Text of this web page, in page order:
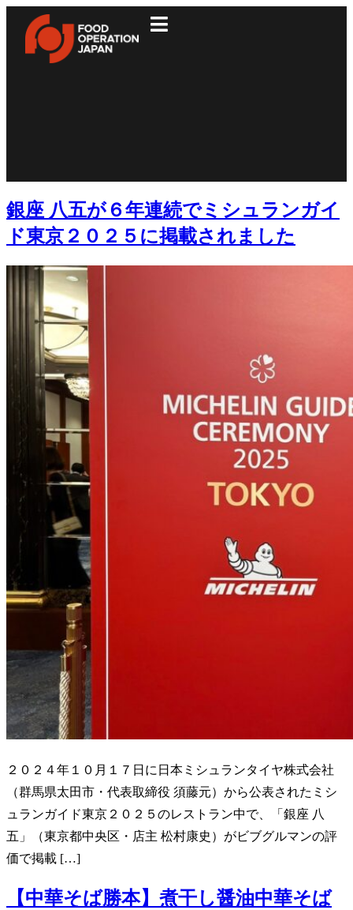
銀座 八五が６年連続でミシュランガイ
ド東京２０２５に掲載されました
２０２４年１０月１７日に日本ミシュランタイヤ株式会社
（群馬県太田市・代表取締役 須藤元）から公表されたミシ
ュランガイド東京２０２５のレストラン中で、「銀座 八
五」（東京都中央区・店主 松村康史）がビブグルマンの評
価で掲載 […]
【中華そば勝本】煮干し醤油中華そば